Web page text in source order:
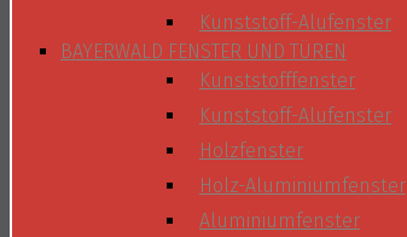
Kunststoff-Alufenster
BAYERWALD FENSTER UND TÜREN
Kunststofffenster
Kunststoff-Alufenster
Holzfenster
Holz-Aluminiumfenster
Aluminiumfenster